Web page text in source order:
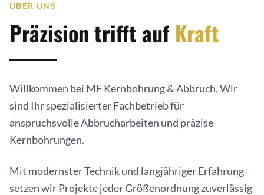
ÜBER UNS
Präzision trifft auf Kraft
Willkommen bei MF Kernbohrung & Abbruch. Wir
sind Ihr spezialisierter Fachbetrieb für
anspruchsvolle Abbrucharbeiten und präzise
Kernbohrungen.
Mit modernster Technik und langjähriger Erfahrung
setzen wir Projekte jeder Größenordnung zuverlässig